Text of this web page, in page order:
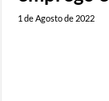
1 de Agosto de 2022